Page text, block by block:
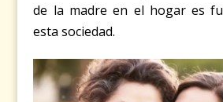
de la madre en el hogar es
esta sociedad.